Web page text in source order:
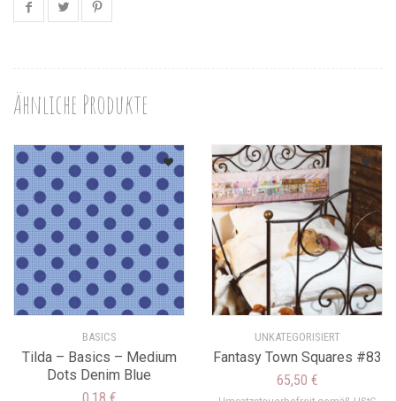
Ähnliche Produkte
BASICS
Tilda – Basics – Medium
Dots Denim Blue
UNKATEGORISIERT
Fantasy Town Squares #83
65,50 €